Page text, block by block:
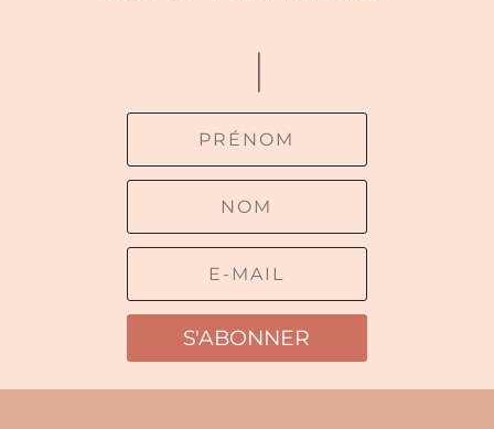
S'ABONNER